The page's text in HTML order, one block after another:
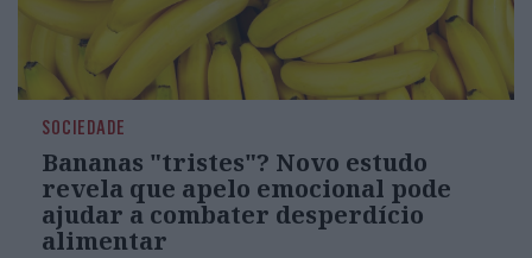
SOCIEDADE
Bananas "tristes"? Novo estudo
revela que apelo emocional pode
ajudar a combater desperdício
alimentar